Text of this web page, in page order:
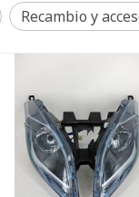
Recambio y